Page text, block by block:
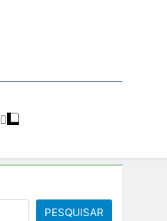
De
PESQUISAR